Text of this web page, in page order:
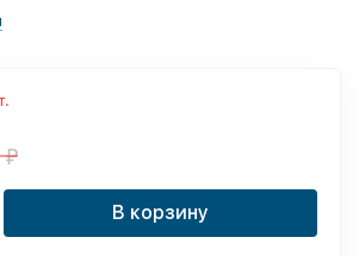
₽
В корзину